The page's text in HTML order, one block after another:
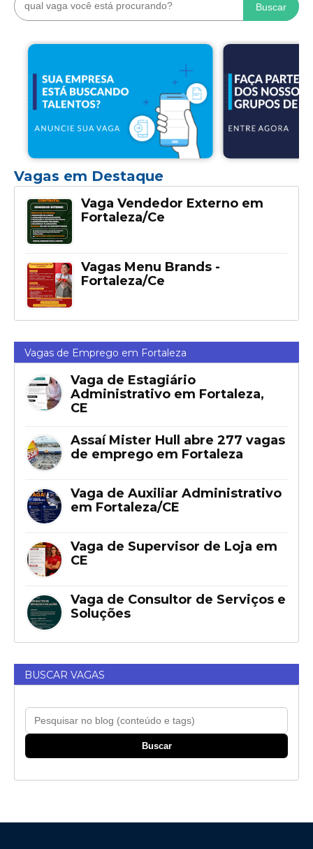
Buscar
Vagas em Destaque
Vaga Vendedor Externo em
Fortaleza/Ce
Vagas Menu Brands -
Fortaleza/Ce
Vagas de Emprego em Fortaleza
Vaga de Estagiário
Administrativo em Fortaleza,
CE
Assaí Mister Hull abre 277 vagas
de emprego em Fortaleza
Vaga de Auxiliar Administrativo
em Fortaleza/CE
Vaga de Supervisor de Loja em
CE
Vaga de Consultor de Serviços e
Soluções
BUSCAR VAGAS
Buscar